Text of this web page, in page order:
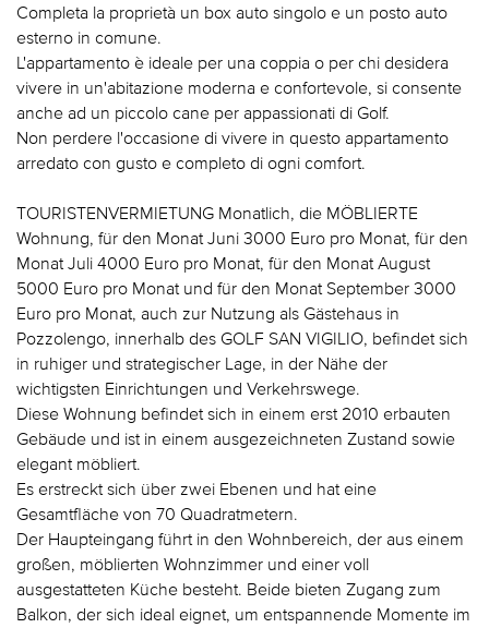
Completa la proprietà un box auto singolo e un posto auto
esterno in comune.
L'appartamento è ideale per una coppia o per chi desidera
vivere in un'abitazione moderna e confortevole, si consente
anche ad un piccolo cane per appassionati di Golf.
Non perdere l'occasione di vivere in questo appartamento
arredato con gusto e completo di ogni comfort.
TOURISTENVERMIETUNG Monatlich, die MÖBLIERTE
Wohnung, für den Monat Juni 3000 Euro pro Monat, für den
Monat Juli 4000 Euro pro Monat, für den Monat August
5000 Euro pro Monat und für den Monat September 3000
Euro pro Monat, auch zur Nutzung als Gästehaus in
Pozzolengo, innerhalb des GOLF SAN VIGILIO, befindet sich
in ruhiger und strategischer Lage, in der Nähe der
wichtigsten Einrichtungen und Verkehrswege.
Diese Wohnung befindet sich in einem erst 2010 erbauten
Gebäude und ist in einem ausgezeichneten Zustand sowie
elegant möbliert.
Es erstreckt sich über zwei Ebenen und hat eine
Gesamtfläche von 70 Quadratmetern.
Der Haupteingang führt in den Wohnbereich, der aus einem
großen, möblierten Wohnzimmer und einer voll
ausgestatteten Küche besteht. Beide bieten Zugang zum
Balkon, der sich ideal eignet, um entspannende Momente im